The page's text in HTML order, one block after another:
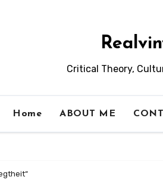
Critical Theory,
Home ABOUT ME